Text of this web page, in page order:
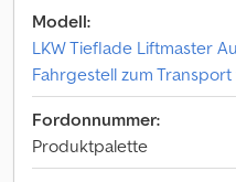
Modell:
LKW Tieflade Liftmaster
Fahrgestell zum
Fordonnummer:
Produktpalette